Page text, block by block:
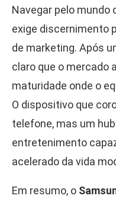
Navegar pelo mundo
exige discernimento
de marketing. Após
claro que o mercado
maturidade onde o
O dispositivo que
telefone, mas um
entretenimento
acelerado da vida
Em resumo, o